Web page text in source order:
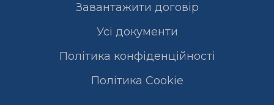
Завантажити договір
Усі документи
Політика конфіденційності
Полiтика Cookie